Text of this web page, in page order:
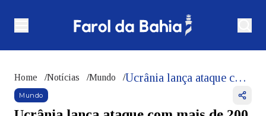
Home /Notícias /Mundo / Ucrânia lança ataque com mais de 200 mísseis e drones contra diversas cidades russas
Mundo